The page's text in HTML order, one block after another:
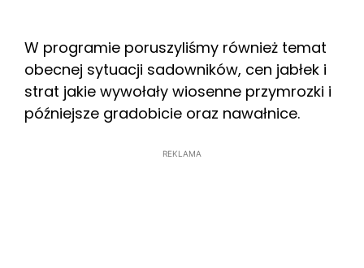
W programie poruszyliśmy również temat
obecnej sytuacji sadowników, cen jabłek i
strat jakie wywołały wiosenne przymrozki i
późniejsze gradobicie oraz nawałnice.
REKLAMA